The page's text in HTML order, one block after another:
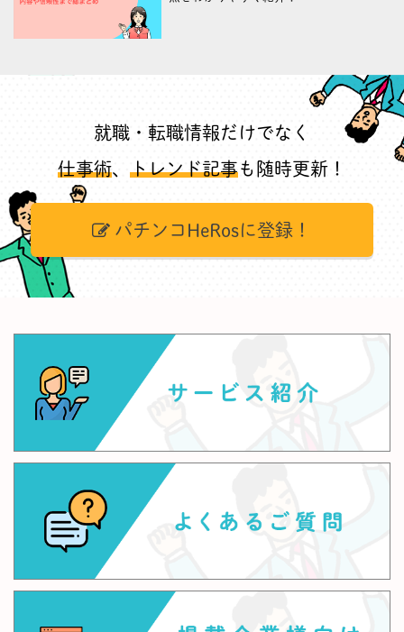
就職・転職情報だけでなく
仕事術、 トレンド記事も随時更新！
パチンコHeRosに登録！